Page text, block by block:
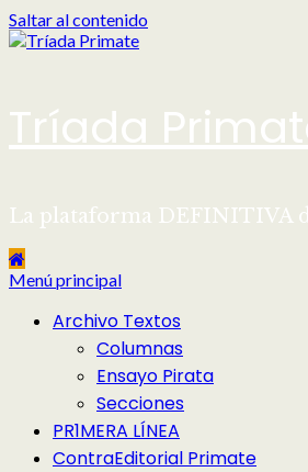
Saltar al contenido
Tríada
La plataforma DEFINITIVA
Menú principal
Archivo Textos
Columnas
Ensayo Pirata
Secciones
PR1MERA LÍNEA
ContraEditorial Primate